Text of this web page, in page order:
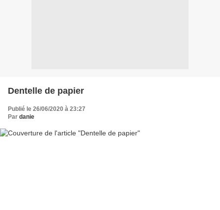
Dentelle de papier
Publié le 26/06/2020 à 23:27
Par danie